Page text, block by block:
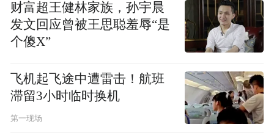
不能因为想要做与众不同而来做。
其实我们在很多项目规划当中，其实包括现
些建筑。这些他是一味的在追求一种标新立
财富超王健林家族，孙宇晨
发文回应曾被王思聪羞辱“是
个傻X”
飞机起飞途中遭雷击！航班
滞留3小时临时换机
第一现场